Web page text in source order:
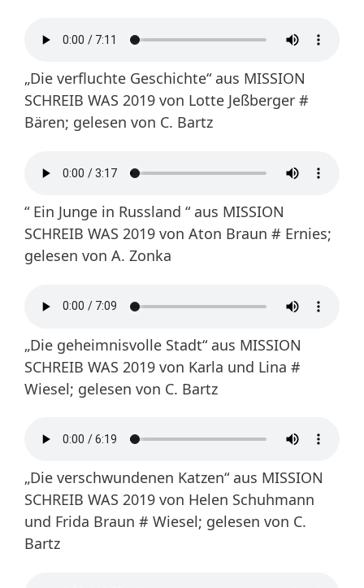
„Die verfluchte Geschichte“ aus MISSION
SCHREIB WAS 2019 von Lotte Jeßberger #
Bären; gelesen von C. Bartz
“ Ein Junge in Russland “ aus MISSION
SCHREIB WAS 2019 von Aton Braun # Ernies;
gelesen von A. Zonka
„Die geheimnisvolle Stadt“ aus MISSION
SCHREIB WAS 2019 von Karla und Lina #
Wiesel; gelesen von C. Bartz
„Die verschwundenen Katzen“ aus MISSION
SCHREIB WAS 2019 von Helen Schuhmann
und Frida Braun # Wiesel; gelesen von C.
Bartz